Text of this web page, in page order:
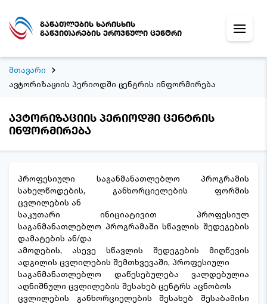
განათლების ხარისხის
განვითარების ეროვნული ცენტრი
მთავარი
ავტორიზაციის პერიოდში ცენტრის ინფორმირება
ავტორიზაციის პერიოდში ცენტრის
ინფორმირება
პროფესიული საგანმანათლებლო პროგრამის
სახელწოდების, განხორციელების ფორმის
ცვლილების ან
საკუთარი ინიციატივით პროფესიულ
საგანმანათლებლო პროგრამაში სწავლის შედეგების
დამატების ან/და
ამოღების, ასევე სწავლის შედეგების მიღწევის
ადგილის ცვლილების შემთხვევაში, პროფესიული
საგანმანათლებლო დაწესებულება ვალდებულია
აღნიშნული ცვლილების შესახებ ცენტრს აცნობოს
ცვლილების განხორციელების შესახებ შესაბამისი